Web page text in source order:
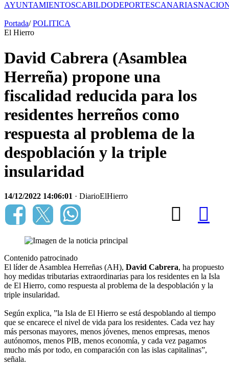
AYUNTAMIENTOSCABILDODEPORTESCANARIAS
Portada/ POLITICA
El Hierro
David Cabrera (Asamblea
Herreña) propone una
fiscalidad reducida para los
residentes herreños como
respuesta al problema de la
despoblación y la triple
insularidad
14/12/2022 14:06:01 · DiarioElHierro
Contenido patrocinado
El líder de Asamblea Herreñas (AH), David Cabrera, ha propuesto
hoy medidas tributarias extraordinarias para los residentes en la Isla
de El Hierro, como respuesta al problema de la despoblación y la
triple insularidad.
Según explica, ”la Isla de El Hierro se está despoblando al tiempo
que se encarece el nivel de vida para los residentes. Cada vez hay
más personas mayores, menos jóvenes, menos empresas, menos
autónomos, menos PIB, menos economía, y cada vez pagamos
mucho más por todo, en comparación con las islas capitalinas”,
señala.